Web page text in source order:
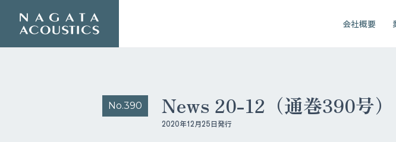
会社概要
No.390 News 20-12（通巻390号）
2020年12月25日発行